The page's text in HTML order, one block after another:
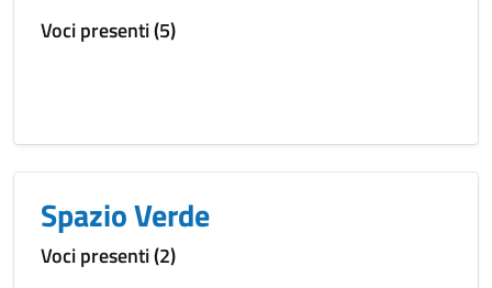
Voci presenti (5)
Spazio Verde
Voci presenti (2)